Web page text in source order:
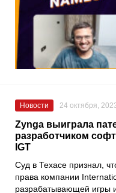
Новости 24 октября,
Zynga выиграла
разработчиком
IGT
Суд в Техасе признал,
права компании
разрабатывающей игры